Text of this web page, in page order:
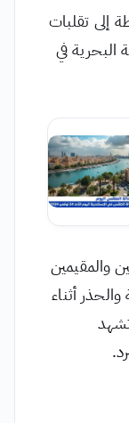
إلى تقلبات
البحرية في
والمقيمين
أثناء